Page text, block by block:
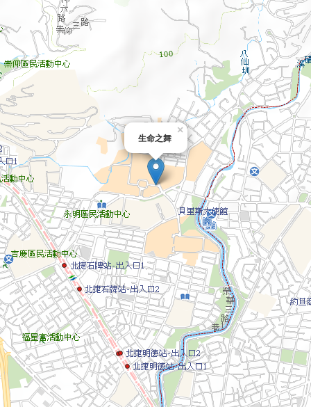
生命之舞
×